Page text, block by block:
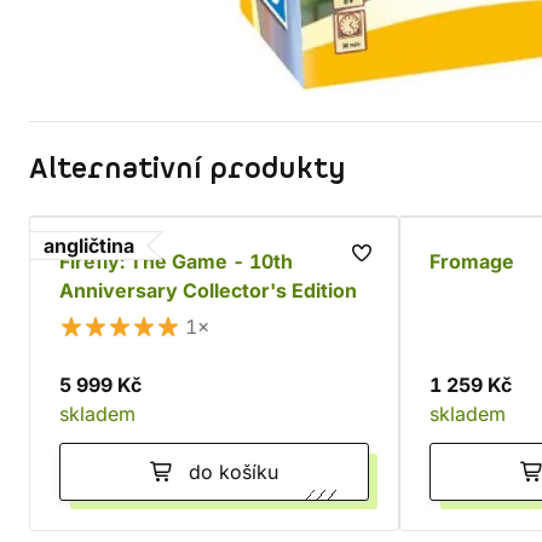
Alternativní produkty
angličtina
Firefly: The Game - 10th
Anniversary Collector's Edition
1×
5 999 Kč
skladem
do košíku
Fromage
1 259 Kč
skladem